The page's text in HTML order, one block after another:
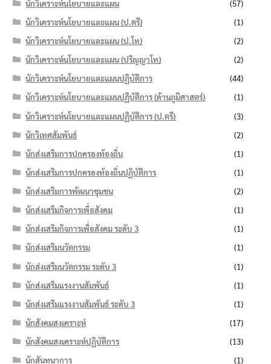
นักวิเคราะห์นโยบายและแผน
(57)
นักวิเคราะห์นโยบายและแผน (ป.ตรี)
(1)
นักวิเคราะห์นโยบายและแผน (ป.โท)
(2)
นักวิเคราะห์นโยบายและแผน (ปริญญาโท)
(2)
นักวิเคราะห์นโยบายและแผนปฏิบัติการ
(44)
นักวิเคราะห์นโยบายและแผนปฏิบัติการ (ด้านภูมิศาสตร์)
(1)
นักวิเคราะห์นโยบายและแผนปฏิบัติการ (ป.ตรี)
(3)
นักวิเทศสัมพันธ์
(2)
นักส่งเสริมการปกครองท้องถิ่น
(1)
นักส่งเสริมการปกครองท้องถิ่นปฏิบัติการ
(1)
นักส่งเสริมการพัฒนาชุมชน
(2)
นักส่งเสริมกิจการเพื่อสังคม
(1)
นักส่งเสริมกิจการเพื่อสังคม ระดับ 3
(1)
นักส่งเสริมนวัตกรรม
(1)
นักส่งเสริมนวัตกรรม ระดับ 3
(1)
นักส่งเสริมแรงงานสัมพันธ์
(1)
นักส่งเสริมแรงงานสัมพันธ์ ระดับ 3
(1)
นักสังคมสงเคราะห์
(17)
นักสังคมสงเคราะห์ปฏิบัติการ
(13)
นักสันทนาการ
(1)